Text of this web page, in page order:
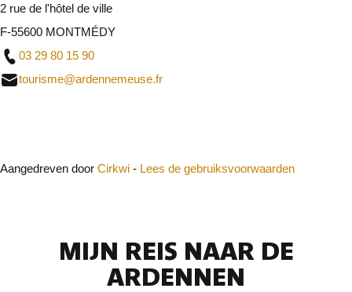
2 rue de l'hôtel de ville
F-55600 MONTMÉDY
03 29 80 15 90
tourisme@ardennemeuse.fr
Aangedreven door Cirkwi - Lees de gebruiksvoorwaarden
MIJN REIS NAAR DE
ARDENNEN